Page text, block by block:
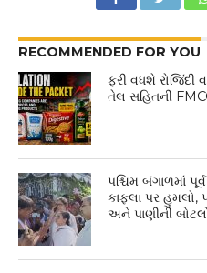
RECOMMENDED FOR YOU
ફરી વધશે રોજિંદી
તેલ સહિતની
પશ્ચિમ બંગાળમાં
કાફલા પર હુમલો,
અને પાણીની